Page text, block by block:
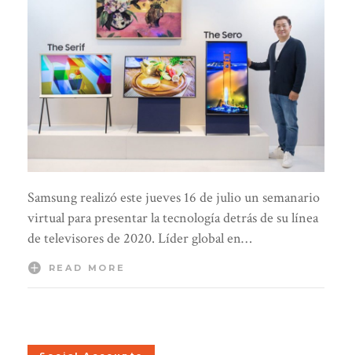
Samsung realizó este jueves 16 de julio un semanario
virtual para presentar la tecnología detrás de su línea
de televisores de 2020. Líder global en…
READ MORE